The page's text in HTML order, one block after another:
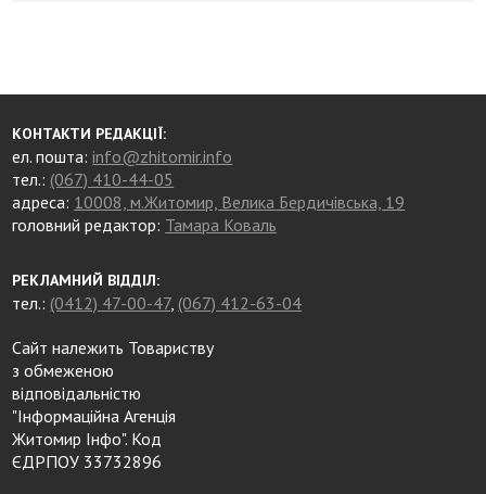
КОНТАКТИ РЕДАКЦІЇ:
ел. пошта:info@zhitomir.info
тел.: (067) 410-44-05
адреса: 10008, м.Житомир, Велика Бердичівська, 19
головний редактор: Тамара Коваль
РЕКЛАМНИЙ ВІДДІЛ:
тел.: (0412) 47-00-47, (067) 412-63-04
Сайт належить Товариству
з обмеженою
відповідальністю
"Інформаційна Агенція
Житомир Інфо". Код
ЄДРПОУ 33732896